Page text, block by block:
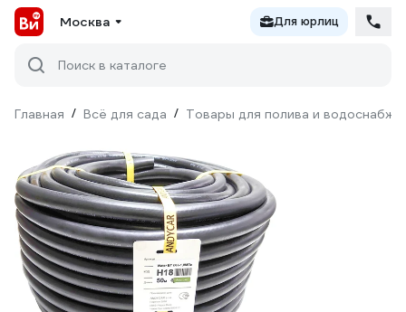
Москва Для юрлиц
Поиск в каталоге
Главная / Всё для сада / Товары для полива и